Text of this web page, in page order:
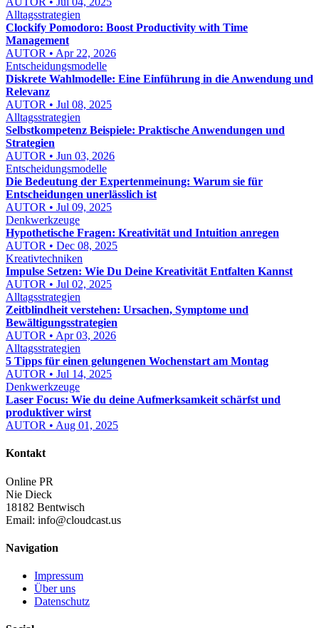
Alltagsstrategien
Clockify Pomodoro: Boost Productivity with Time
Management
AUTOR • Apr 22, 2026
Entscheidungsmodelle
Diskrete Wahlmodelle: Eine Einführung in die Anwendung und
Relevanz
AUTOR • Jul 08, 2025
Alltagsstrategien
Selbstkompetenz Beispiele: Praktische Anwendungen und
Strategien
AUTOR • Jun 03, 2026
Entscheidungsmodelle
Die Bedeutung der Expertenmeinung: Warum sie für
Entscheidungen unerlässlich ist
AUTOR • Jul 09, 2025
Denkwerkzeuge
Hypothetische Fragen: Kreativität und Intuition anregen
AUTOR • Dec 08, 2025
Kreativtechniken
Impulse Setzen: Wie Du Deine Kreativität Entfalten Kannst
AUTOR • Jul 02, 2025
Alltagsstrategien
Zeitblindheit verstehen: Ursachen, Symptome und
Bewältigungsstrategien
AUTOR • Apr 03, 2026
Alltagsstrategien
5 Tipps für einen gelungenen Wochenstart am Montag
AUTOR • Jul 14, 2025
Denkwerkzeuge
Laser Focus: Wie du deine Aufmerksamkeit schärfst und
produktiver wirst
AUTOR • Aug 01, 2025
Kontakt
Online PR
Nie Dieck
18182 Bentwisch
Email: info@cloudcast.us
Navigation
Impressum
Über uns
Datenschutz